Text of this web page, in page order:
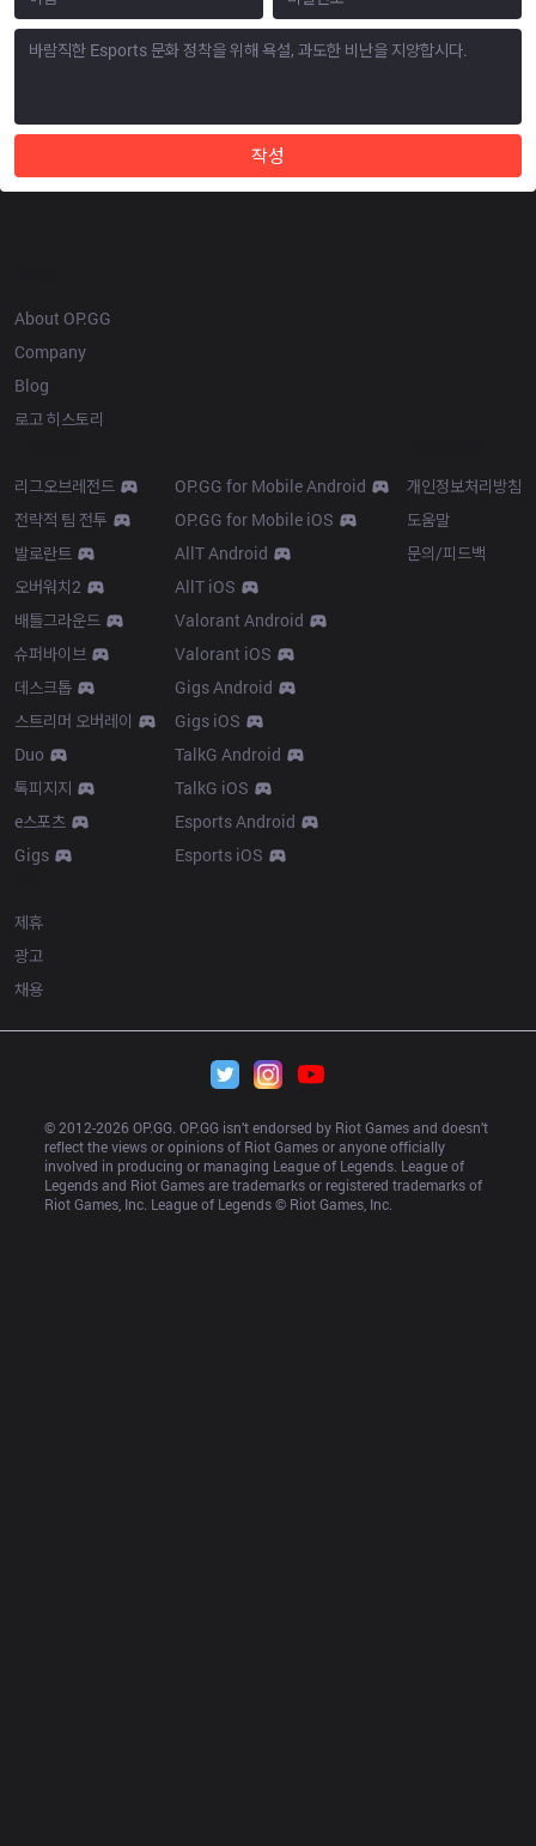
작성
About OP.GG
Company
Blog
로고 히스토리
리그오브레전드
전략적 팀 전투
발로란트
오버워치2
배틀그라운드
슈퍼바이브
데스크톱
스트리머 오버레이
Duo
톡피지지
e스포츠
Gigs
OP.GG for Mobile Android
OP.GG for Mobile iOS
AllT Android
AllT iOS
Valorant Android
Valorant iOS
Gigs Android
Gigs iOS
TalkG Android
TalkG iOS
Esports Android
Esports iOS
개인정보처리방침
도움말
문의/피드백
제휴
광고
채용
© 2012-2026 OP.GG. OP.GG isn’t endorsed by Riot Games and doesn’t
reflect the views or opinions of Riot Games or anyone officially
involved in producing or managing League of Legends. League of
Legends and Riot Games are trademarks or registered trademarks of
Riot Games, Inc. League of Legends © Riot Games, Inc.